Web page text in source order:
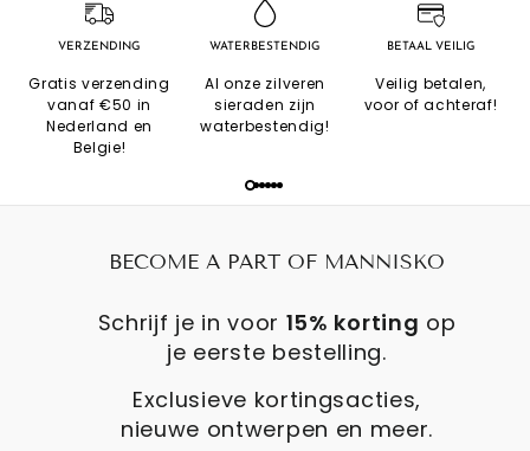
VERZENDING
Gratis verzending
vanaf €50 in
Nederland en
Belgie!
WATERBESTENDIG
Al onze zilveren
sieraden zijn
waterbestendig!
BETAAL VEILIG
Veilig betalen,
voor of achteraf!
BECOME A PART OF MANNISKO
Schrijf je in voor 15% korting op
je eerste bestelling.
Exclusieve kortingsacties,
nieuwe ontwerpen en meer.